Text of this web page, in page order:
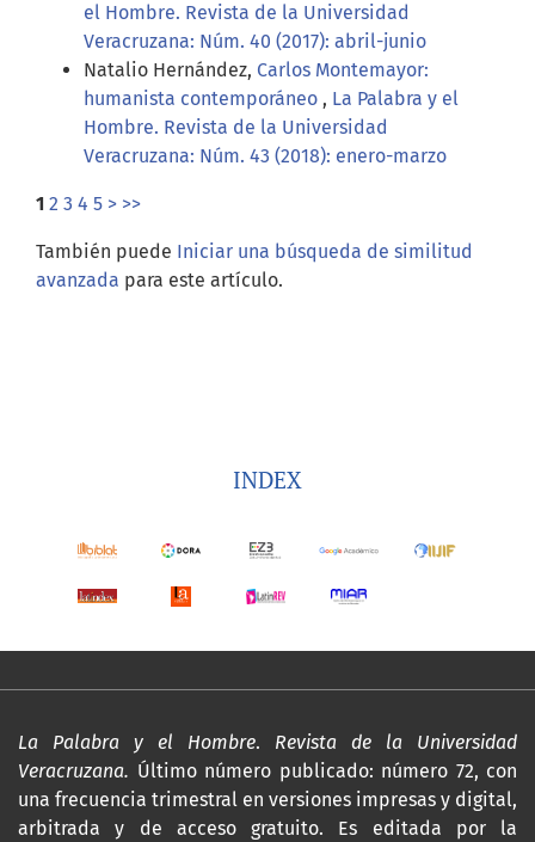
el Hombre. Revista de la Universidad
Veracruzana: Núm. 40 (2017): abril-junio
Natalio Hernández, Carlos Montemayor:
humanista contemporáneo , La Palabra y el
Hombre. Revista de la Universidad
Veracruzana: Núm. 43 (2018): enero-marzo
1 2 3 4 5 > >>
También puede Iniciar una búsqueda de similitud
avanzada para este artículo.
INDEX
La Palabra y el Hombre. Revista de la Universidad
Veracruzana. Último número publicado: número 72, con
una frecuencia trimestral en versiones impresas y digital,
arbitrada y de acceso gratuito. Es editada por la